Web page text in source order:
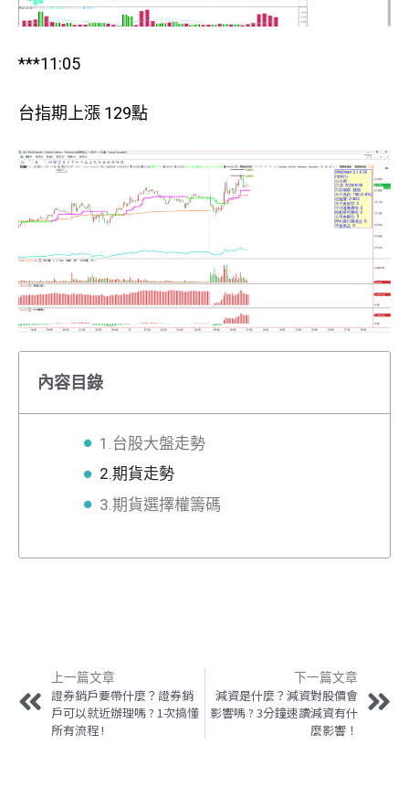
***11:05
台指期上漲 129點
內容目錄
1.台股大盤走勢
2.期貨走勢
3.期貨選擇權籌碼
上一篇文章
證券銷戶要帶什麼？證券銷
戶可以就近辦理嗎 ? 1次搞懂
所有流程 !
下一篇文章
減資是什麼？減資對股價會
影響嗎 ? 3分鐘速讀減資有什
麼影響！